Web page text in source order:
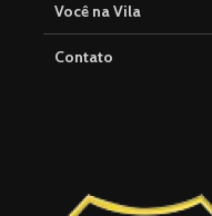
Você na Vila
Contato